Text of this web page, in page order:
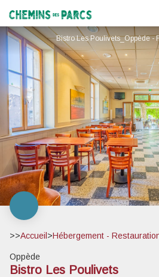
Chemins des Parcs
>>Accueil >Hébergement -
Oppède
Bistro Les Poulivets